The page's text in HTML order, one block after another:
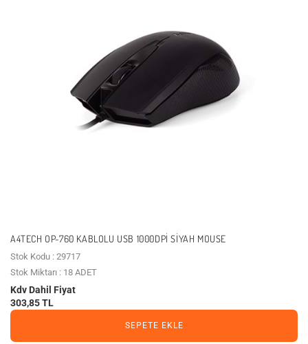
A4TECH OP-760 KABLOLU USB 1000DPI SIYAH MOUSE
Stok Kodu : 29717
Stok Miktarı : 18 ADET
Kdv Dahil Fiyat
303,85 TL
SEPETE EKLE